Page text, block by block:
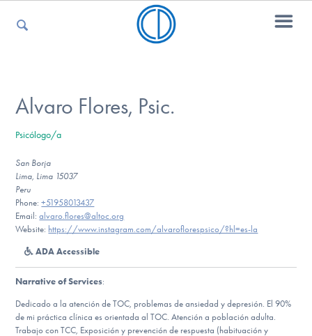
For Kids
For Professionals
For Medical Providers
Our Websites
Alvaro Flores, Psic.
Psicólogo/a
San Borja
Lima, Lima 15037
Peru
Phone:+51958013437
Email:alvaro.flores@altoc.org
Website: https://www.instagram.com/alvaroflorespsico/?hl=es-la
ADA Accessible
Narrative of Services:
Dedicado a la atención de TOC, problemas de ansiedad y depresión. El 90%
de mi práctica clínica es orientada al TOC. Atención a población adulta.
Trabajo con TCC, Exposición y prevención de respuesta (habituación y